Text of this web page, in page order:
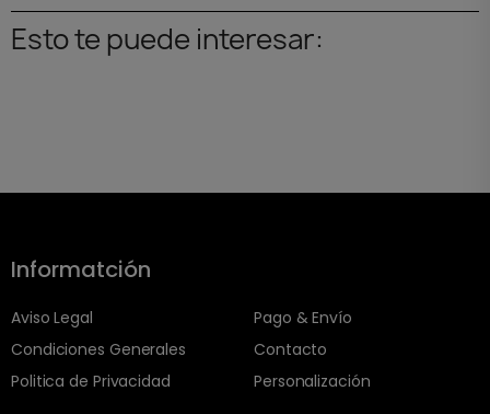
Esto te puede interesar:
Informatción
Aviso Legal
Condiciones Generales
Politica de Privacidad
Pago & Envío
Contacto
Personalización